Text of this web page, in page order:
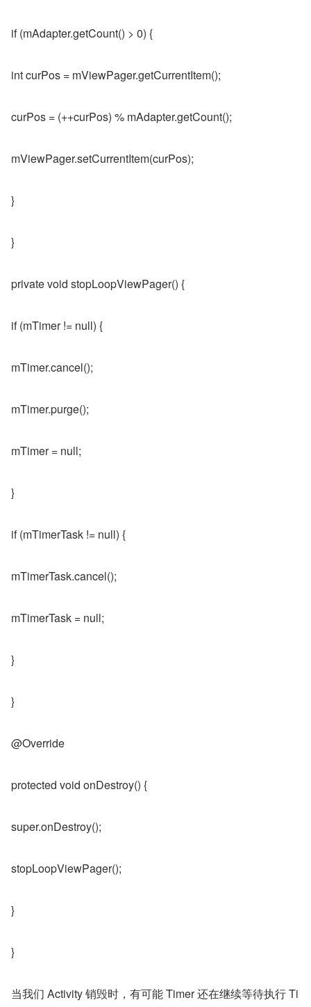
if (mAdapter.getCount() > 0) {
int curPos = mViewPager.getCurrentItem();
curPos = (++curPos) % mAdapter.getCount();
mViewPager.setCurrentItem(curPos);
}
}
private void stopLoopViewPager() {
if (mTimer != null) {
mTimer.cancel();
mTimer.purge();
mTimer = null;
}
if (mTimerTask != null) {
mTimerTask.cancel();
mTimerTask = null;
}
}
@Override
protected void onDestroy() {
super.onDestroy();
stopLoopViewPager();
}
}
当我们 Activity 销毁时，有可能 Timer 还在继续等待执行 Ti